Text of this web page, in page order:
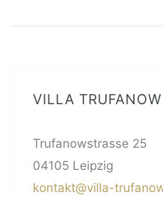
VILLA
Trufanowstrasse 25
04105 Leipzig
kontakt@villa-